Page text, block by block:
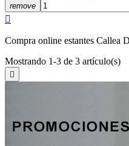
remove

Compra online estantes Callea
Mostrando 1-3 de 3 artículo(s)
